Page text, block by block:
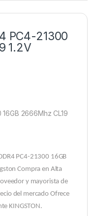
PC4-21300
1.2V
2666Mhz CL19
PC4-21300 16GB
Compra en Alta
y mayorista de
del mercado Ofrece
KINGSTON.